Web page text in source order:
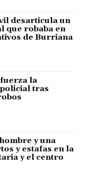
desarticula un
que robaba en
de Burriana
la
tras
y una
y estafas en la
y el centro